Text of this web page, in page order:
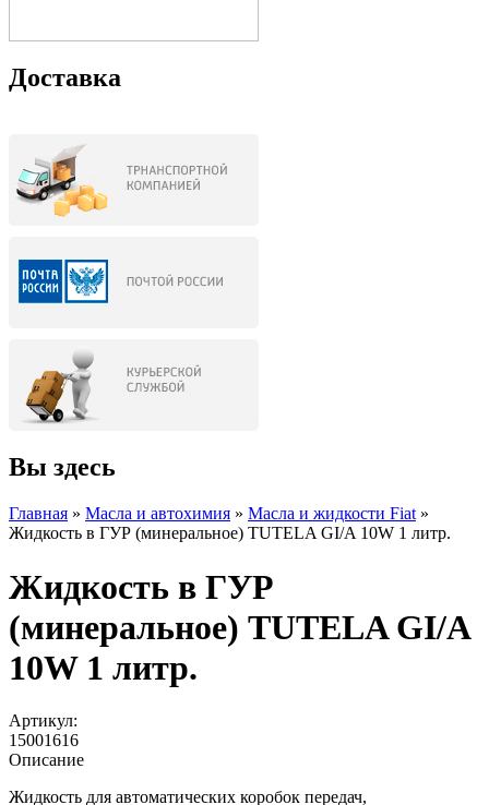
Доставка
Вы здесь
Главная » Масла и автохимия » Масла и жидкости Fiat »
Жидкость в ГУР (минеральное) TUTELA GI/A 10W 1 литр.
Жидкость в ГУР
(минеральное) TUTELA GI/A
10W 1 литр.
Артикул:
15001616
Описание
Жидкость для автоматических коробок передач,